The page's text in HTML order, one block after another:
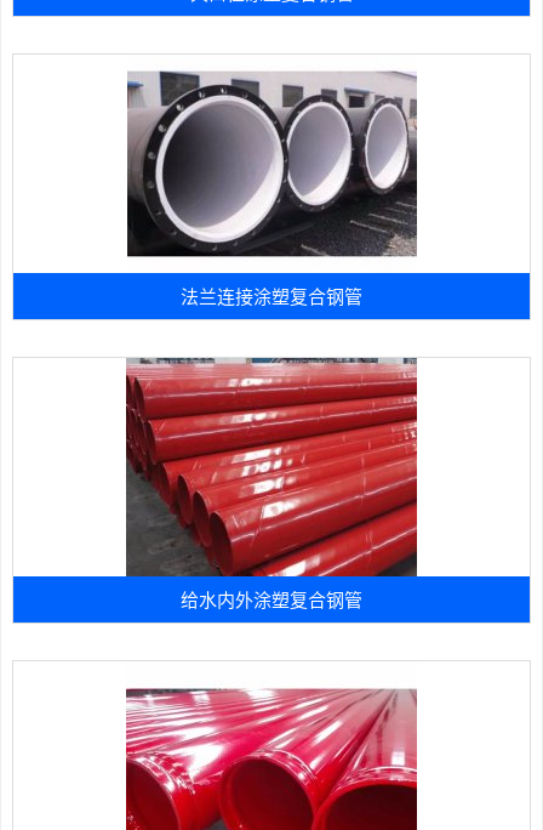
法兰连接涂塑复合钢管
给水内外涂塑复合钢管